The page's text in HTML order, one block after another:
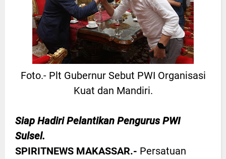
Foto.- Plt Gubernur Sebut PWI Organisasi
Kuat dan Mandiri.
Siap Hadiri Pelantikan Pengurus PWI
Sulsel.
SPIRITNEWS MAKASSAR.- Persatuan